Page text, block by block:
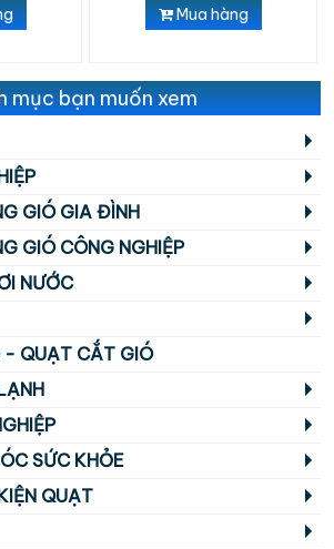
Mua hàng
mục bạn muốn xem
GIÓ GIA ĐÌNH
GIÓ CÔNG NGHIỆP
NƯỚC
- QUẠT CẮT GIÓ
SỨC KHỎE
QUẠT